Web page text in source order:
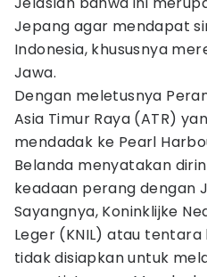
Jepang agar mendapat
Indonesia, khususnya
Jawa.
Dengan meletusnya
Asia Timur Raya (ATR)
mendadak ke Pearl
Belanda menyatakan
keadaan perang dengan
Sayangnya, Koninklijke
Leger (KNIL) atau
tidak disiapkan untuk